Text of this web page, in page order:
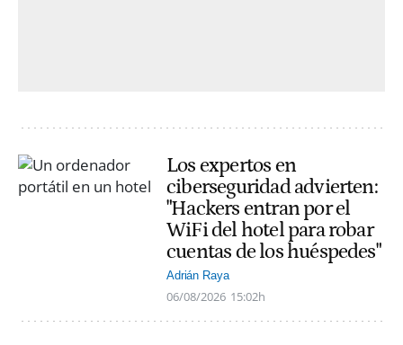
Los expertos en
ciberseguridad advierten:
"Hackers entran por el
WiFi del hotel para robar
cuentas de los huéspedes"
Adrián Raya
06/08/2026 15:02h